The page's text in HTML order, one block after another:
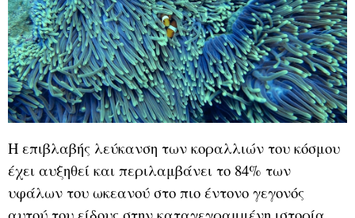
Η επιβλαβής λεύκανση των κοραλλιών του κόσμου
έχει αυξηθεί και περιλαμβάνει το 84% των
υφάλων του ωκεανού στο πιο έντονο γεγονός